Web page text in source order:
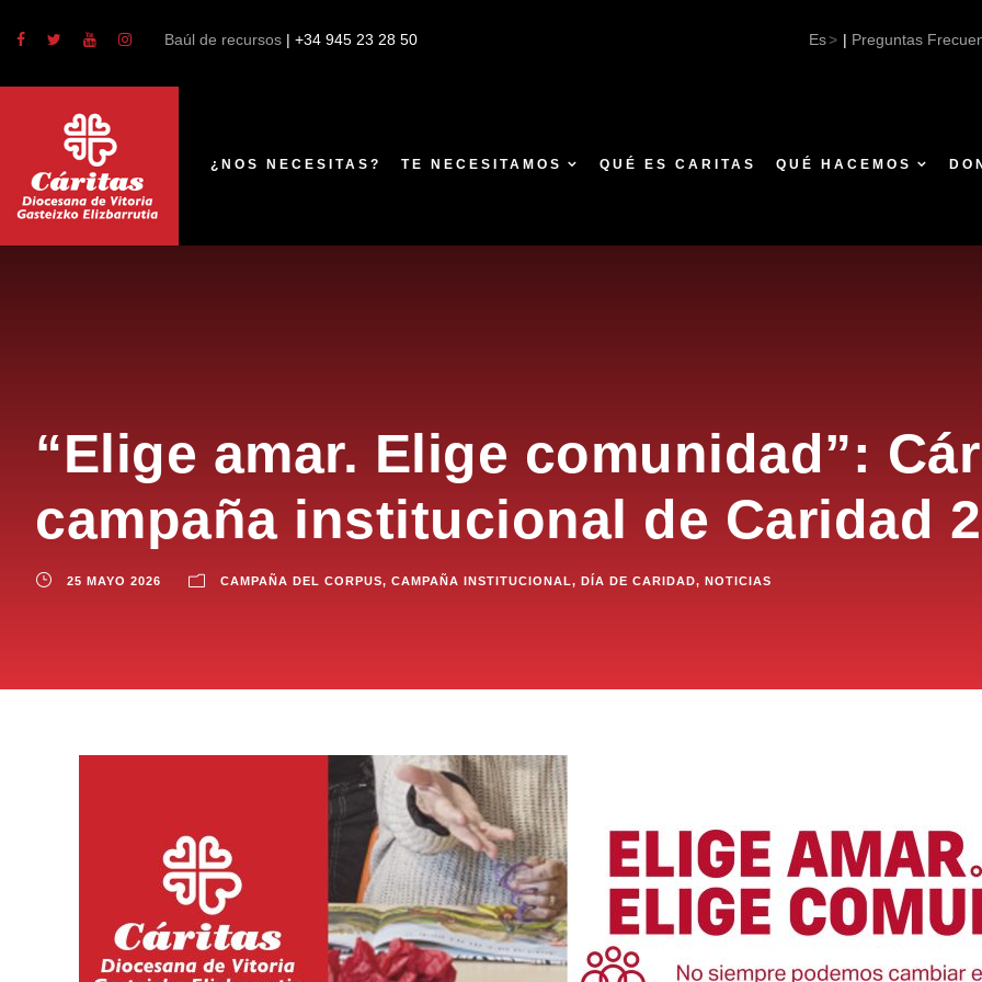
Baúl de recursos | +34 945 23 28 50 Es | Preguntas
¿NOS NECESITAS? TE NECESITAMOS QUÉ ES CARITAS QUÉ HACEMOS
“Elige amar. Elige comunidad”:
campaña institucional de Caridad
25 MAYO 2026 CAMPAÑA DEL CORPUS, CAMPAÑA INSTITUCIONAL, DÍA DE CARIDAD, NOTICIAS